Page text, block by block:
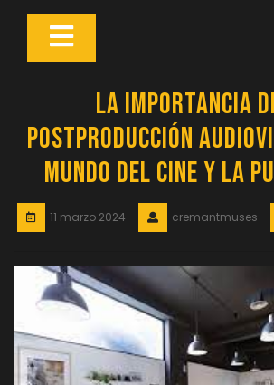
Botón
La Importancia
Postproducción
Mundo del Cine y la
11 marzo 2024 cremantmuses